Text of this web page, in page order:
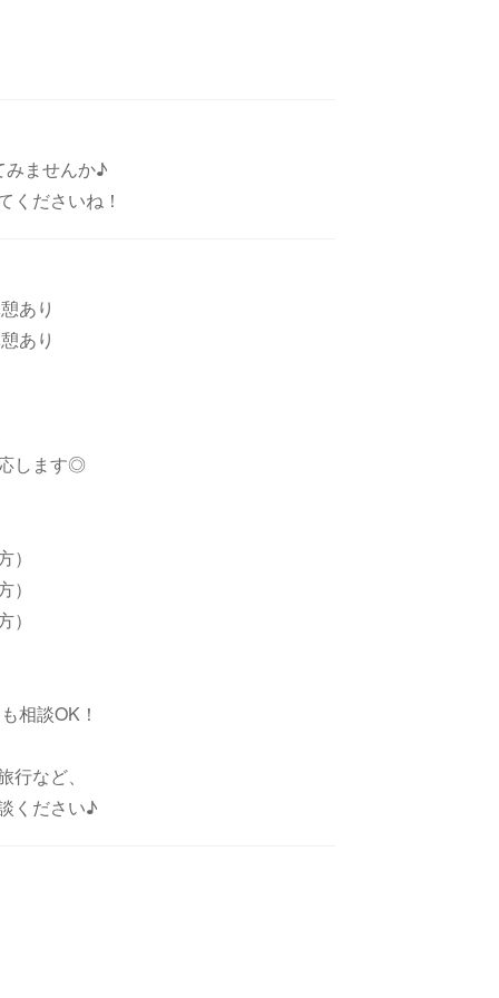
ませんか♪
くださいね！
あり
あり
します◎
相談OK！
など、
ください♪